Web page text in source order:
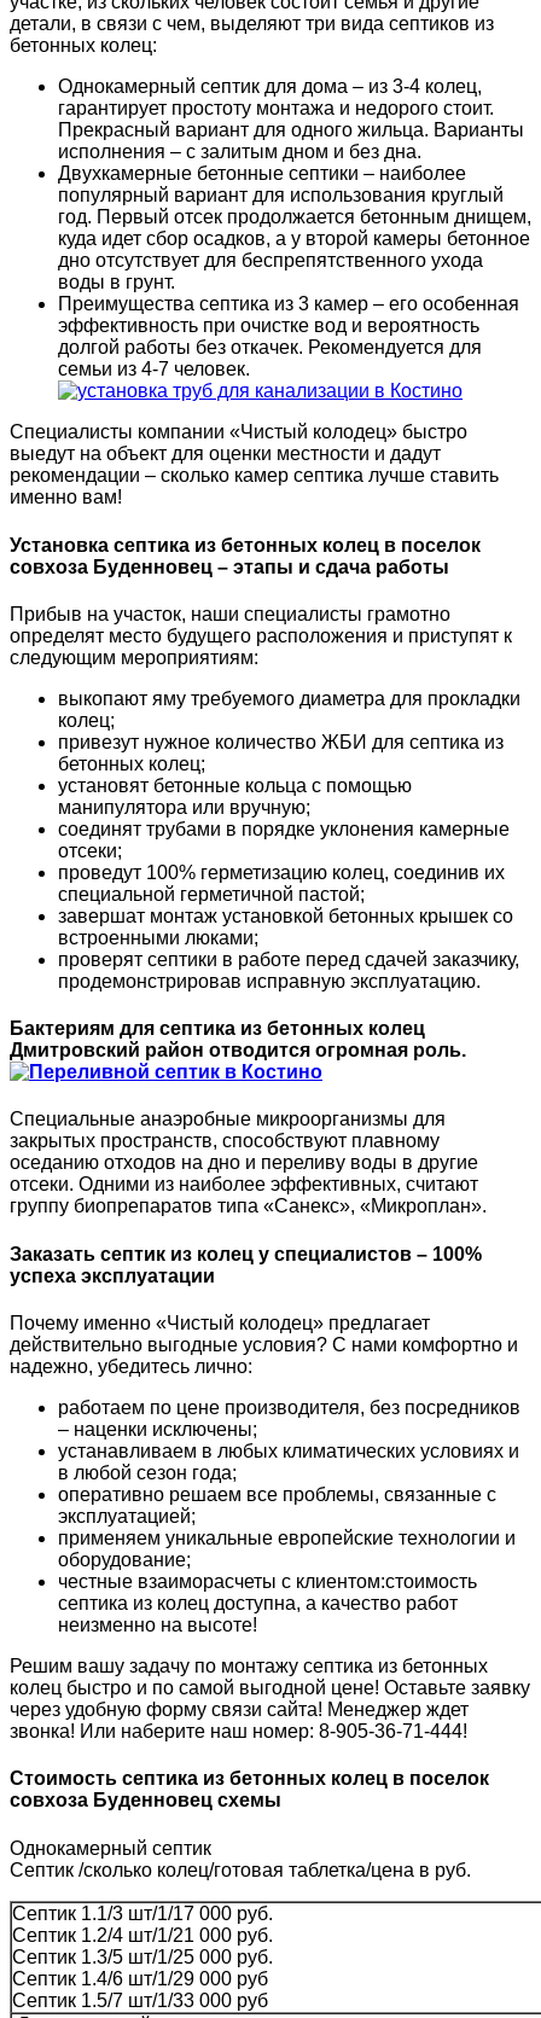
детали, в связи с чем, выделяют три вида септиков из
бетонных колец:
Однокамерный септик для дома – из 3-4 колец,
гарантирует простоту монтажа и недорого стоит.
Прекрасный вариант для одного жильца. Варианты
исполнения – с залитым дном и без дна.
Двухкамерные бетонные септики – наиболее
популярный вариант для использования круглый
год. Первый отсек продолжается бетонным днищем,
куда идет сбор осадков, а у второй камеры бетонное
дно отсутствует для беспрепятственного ухода
воды в грунт.
Преимущества септика из 3 камер – его особенная
эффективность при очистке вод и вероятность
долгой работы без откачек. Рекомендуется для
семьи из 4-7 человек.
Специалисты компании «Чистый колодец» быстро
выедут на объект для оценки местности и дадут
рекомендации – сколько камер септика лучше ставить
именно вам!
Установка септика из бетонных колец в поселок
совхоза Буденновец – этапы и сдача работы
Прибыв на участок, наши специалисты грамотно
определят место будущего расположения и приступят к
следующим мероприятиям:
выкопают яму требуемого диаметра для прокладки
колец;
привезут нужное количество ЖБИ для септика из
бетонных колец;
установят бетонные кольца с помощью
манипулятора или вручную;
соединят трубами в порядке уклонения камерные
отсеки;
проведут 100% герметизацию колец, соединив их
специальной герметичной пастой;
завершат монтаж установкой бетонных крышек со
встроенными люками;
проверят септики в работе перед сдачей заказчику,
продемонстрировав исправную эксплуатацию.
Бактериям для септика из бетонных колец
Дмитровский район отводится огромная роль.
Специальные анаэробные микроорганизмы для
закрытых пространств, способствуют плавному
оседанию отходов на дно и переливу воды в другие
отсеки. Одними из наиболее эффективных, считают
группу биопрепаратов типа «Санекс», «Микроплaн».
Заказать септик из колец у специалистов – 100%
успеха эксплуатации
Почему именно «Чистый колодец» предлагает
действительно выгодные условия? С нами комфортно и
надежно, убедитесь лично:
работаем по цене производителя, без посредников
– наценки исключены;
устанавливаем в любых климатических условиях и
в любой сезон года;
оперативно решаем все проблемы, связанные с
эксплуатацией;
применяем уникальные европейские технологии и
оборудование;
честные взаиморасчеты с клиентом:стоимость
септика из колец доступна, а качество работ
неизменно на высоте!
Решим вашу задачу по монтажу септика из бетонных
колец быстро и по самой выгодной цене! Оставьте заявку
через удобную форму связи сайта! Менеджер ждет
звонка! Или наберите наш номер: 8-905-36-71-444!
Стоимость септика из бетонных колец в поселок
совхоза Буденновец схемы
Однокамерный септик
Септик /сколько колец/готовая таблетка/цена в руб.
Септик 1.1/3 шт/1/17 000 руб.
Септик 1.2/4 шт/1/21 000 руб.
Септик 1.3/5 шт/1/25 000 руб.
Септик 1.4/6 шт/1/29 000 руб
Септик 1.5/7 шт/1/33 000 руб